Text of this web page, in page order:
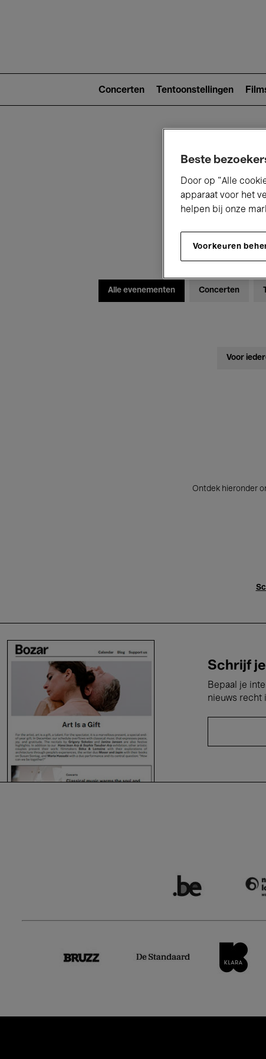
2)
Concerten Tentoonstellingen
Alle evenementen Concerten
Voor
Ontdek hieronder
Schrijf
Bepaal je
nieuws recht
Beste
Door op “Alle
apparaat voor het
helpen bij onze
Voorkeuren